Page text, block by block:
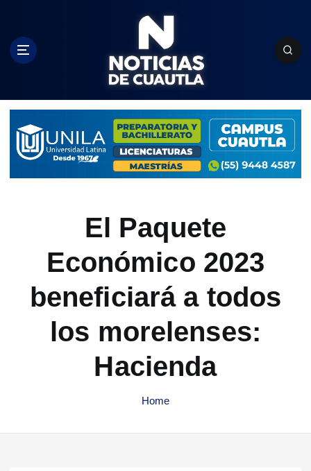
c
El Paquete
Económico 2023
beneficiará a todos
los morelenses:
Hacienda
Home